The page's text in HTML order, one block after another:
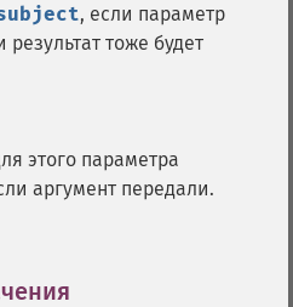
, если параметр
тоже будет
этого параметра
аргумент передали.